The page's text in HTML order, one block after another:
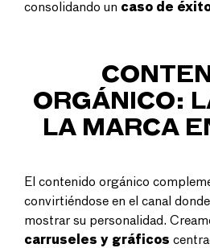
consolidando un caso de
ORGÁNICO:
LA MARCA
El contenido orgánico
convirtiéndose en el canal
mostrar su personalidad.
carruseles y gráficos